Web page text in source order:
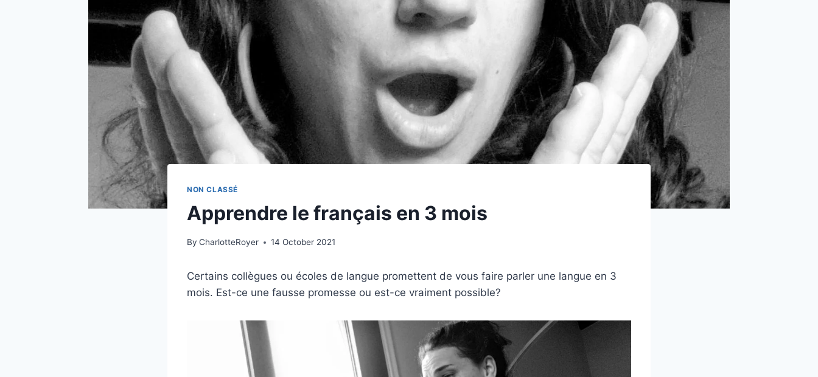
NON CLASSÉ
Apprendre le français en 3 mois
By CharlotteRoyer 14 October 2021
Certains collègues ou écoles de langue promettent de vous faire parler une langue en 3
mois. Est-ce une fausse promesse ou est-ce vraiment possible?